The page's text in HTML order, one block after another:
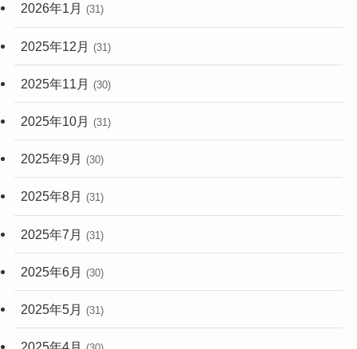
2026年1月 (31)
2025年12月 (31)
2025年11月 (30)
2025年10月 (31)
2025年9月 (30)
2025年8月 (31)
2025年7月 (31)
2025年6月 (30)
2025年5月 (31)